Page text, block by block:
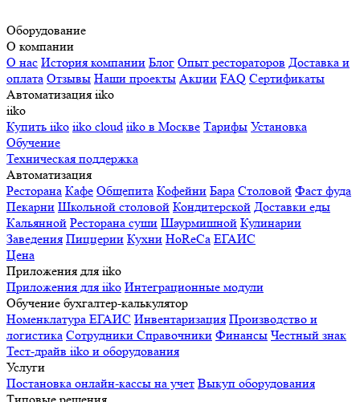
Оборудование
О компании
О нас История компании Блог Опыт рестораторов Доставка и
оплата Отзывы Наши проекты Акции FAQ Сертификаты
Автоматизация iiko
iiko
Купить iiko iiko cloud iiko в Москве Тарифы Установка
Обучение
Техническая поддержка
Автоматизация
Ресторана Кафе Общепита Кофейни Бара Столовой Фаст фуда
Пекарни Школьной столовой Кондитерской Доставки еды
Кальянной Ресторана суши Шаурмишной Кулинарии
Заведения Пиццерии Кухни HoReCa ЕГАИС
Цена
Приложения для iiko
Приложения для iiko Интеграционные модули
Обучение бухгалтер-калькулятор
Номенклатура ЕГАИС Инвентаризация Производство и
логистика Сотрудники Справочники Финансы Честный знак
Тест-драйв iiko и оборудования
Услуги
Постановка онлайн-кассы на учет Выкуп оборудования